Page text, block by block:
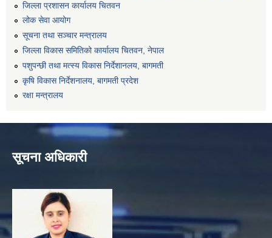
जिल्ला प्रशासन कार्यालय चितवन
लोक सेवा आयोग
सूचना तथा सञ्चार मन्त्रालय
जिल्ला विकास समितिको कार्यालय चितवन, नेपाल
पशुपन्छी तथा मत्स्य विकास निर्देशानलय, बागमती
कृषि विकास निर्देशनालय, बागमती प्रदेश
रक्षा मन्त्रालय
सूचना अधिकारी